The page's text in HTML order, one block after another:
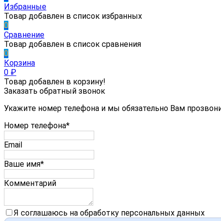
Избранные
Товар добавлен в список избранных
0
Сравнение
Товар добавлен в список сравнения
0
Корзина
0 ₽
Товар добавлен в корзину!
Заказать обратный звонок
Укажите номер телефона и мы обязательно Вам
Номер телефона*
Email
Ваше имя*
Комментарий
Я соглашаюсь на обработку персональных данных